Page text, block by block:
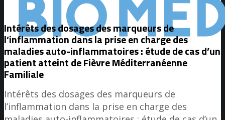
Intérêts des dosages des marqueurs de
l’inflammation dans la prise en charge des
maladies auto-inflammatoires : étude de cas d’un
patient atteint de Fièvre Méditerranéenne
Familiale
Intérêts des dosages des marqueurs de
l’inflammation dans la prise en charge des